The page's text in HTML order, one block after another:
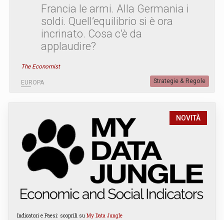
Francia le armi. Alla Germania i
soldi. Quell’equilibrio si è ora
incrinato. Cosa c’è da
applaudire?
The Economist
EUROPA Strategie & Regole
NOVITÀ
Indicatori e Paesi: scoprili su My Data Jungle